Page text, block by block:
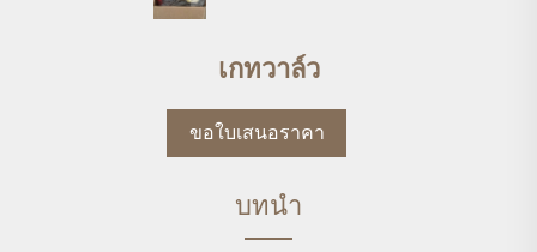
เกทวาล์ว
ขอใบเสนอราคา
บทนำ